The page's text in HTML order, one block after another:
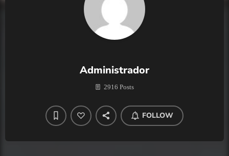
Administrador
2916 Posts
FOLLOW